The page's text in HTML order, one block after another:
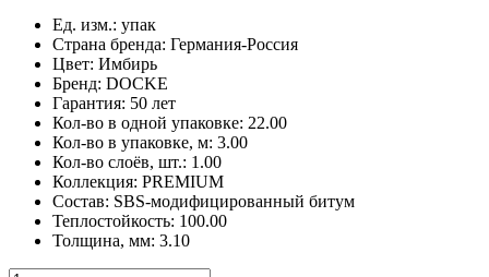
Ед. изм.: упак
Страна бренда: Германия-Россия
Цвет: Имбирь
Бренд: DOCKE
Гарантия: 50 лет
Кол-во в одной упаковке: 22.00
Кол-во в упаковке, м: 3.00
Кол-во слоёв, шт.: 1.00
Коллекция: PREMIUM
Состав: SBS-модифицированный битум
Теплостойкость: 100.00
Толщина, мм: 3.10